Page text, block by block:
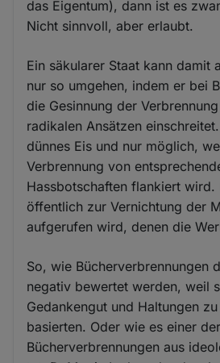
das Eigentum), dann ist es
Nicht sinnvoll, aber erlaubt.
Ein säkularer Staat kann damit
nur so umgehen, indem er bei
die Gesinnung der
radikalen Ansätzen
dünnes Eis und nur möglich,
Verbrennung von
Hassbotschaften flankiert wird.
öffentlich zur Vernichtung der
aufgerufen wird, denen die
So, wie Bücherverbrennungen
negativ bewertet werden, weil
Gedankengut und Haltungen
basierten. Oder wie es einer
Bücherverbrennungen aus